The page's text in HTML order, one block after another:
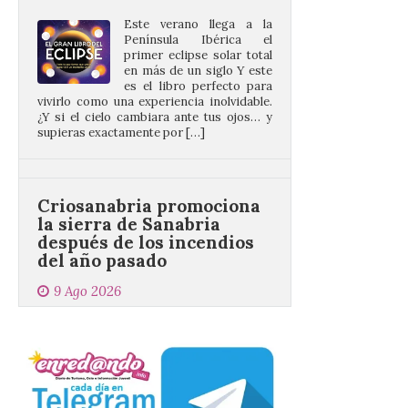
primer eclipse solar total
en más de un siglo Y este
es el libro perfecto para
vivirlo como una experiencia inolvidable.
¿Y si el cielo cambiara ante tus ojos… y
supieras exactamente por […]
después de los incendios
del año pasado
9 Ago 2026
El objetivo es que las
un comercio local para
que le selle el pasaporte,
de este modo también se colabora con el
comercio local sanabrés después de los